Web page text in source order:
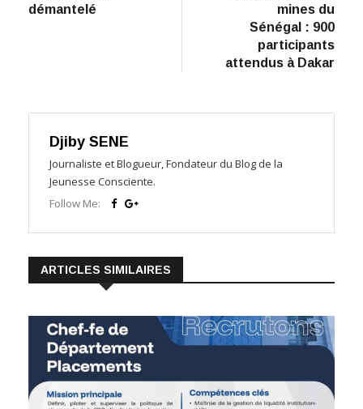
démantelé
mines du
Sénégal : 900
participants
attendus à Dakar
Djiby SENE
Journaliste et Blogueur, Fondateur du Blog de la
Jeunesse Consciente.
Follow Me:
ARTICLES SIMILAIRES